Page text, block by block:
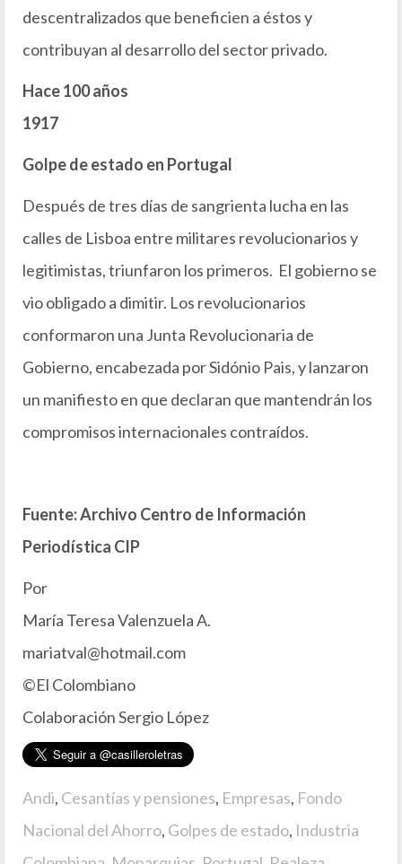
descentralizados que beneficien a éstos y
contribuyan al desarrollo del sector privado.
Hace 100 años
1917
Golpe de estado en Portugal
Después de tres días de sangrienta lucha en las
calles de Lisboa entre militares revolucionarios y
legitimistas, triunfaron los primeros. El gobierno se
vio obligado a dimitir. Los revolucionarios
conformaron una Junta Revolucionaria de
Gobierno, encabezada por Sidónio Pais, y lanzaron
un manifiesto en que declaran que mantendrán los
compromisos internacionales contraídos.
Fuente: Archivo Centro de Información
Periodística CIP
Por
María Teresa Valenzuela A.
mariatval@hotmail.com
©El Colombiano
Colaboración Sergio López
Andi, Cesantías y pensiones, Empresas, Fondo
Nacional del Ahorro, Golpes de estado, Industria